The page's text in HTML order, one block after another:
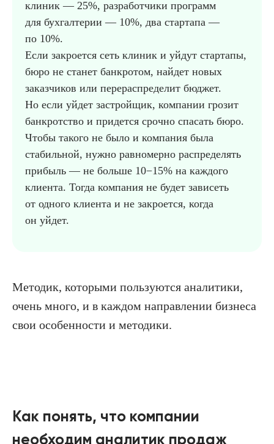
клиник — 25%, разработчики программ
для бухгалтерии — 10%, два стартапа —
по 10%.
Если закроется сеть клиник и уйдут стартапы,
бюро не станет банкротом, найдет новых
заказчиков или перераспределит бюджет.
Но если уйдет застройщик, компании грозит
банкротство и придется срочно спасать бюро.
Чтобы такого не было и компания была
стабильной, нужно равномерно распределять
прибыль — не больше 10−15% на каждого
клиента. Тогда компания не будет зависеть
от одного клиента и не закроется, когда
он уйдет.
Методик, которыми пользуются аналитики,
очень много, и в каждом направлении бизнеса
свои особенности и методики.
Как понять, что компании
необходим аналитик продаж